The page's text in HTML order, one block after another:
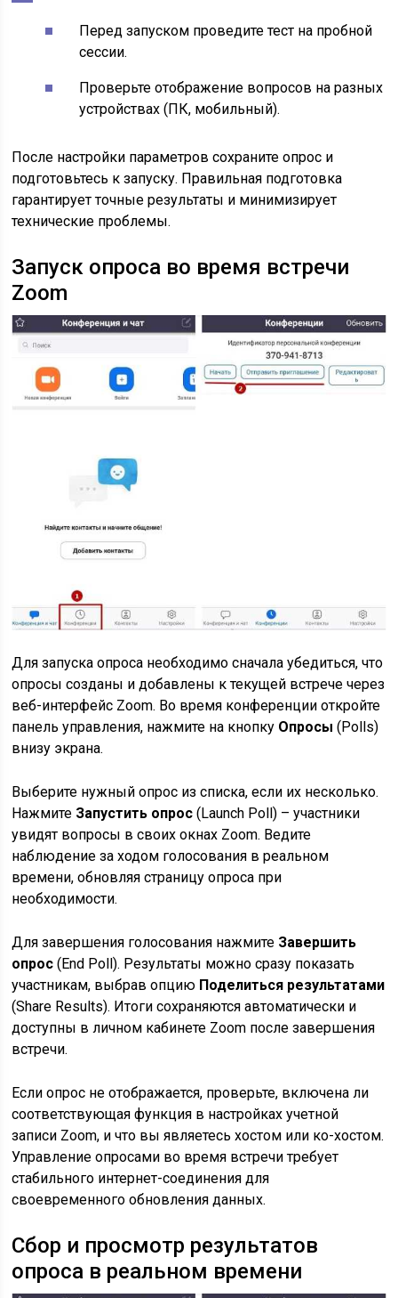
Перед запуском проведите тест на пробной
сессии.
Проверьте отображение вопросов на разных
устройствах (ПК, мобильный).
После настройки параметров сохраните опрос и
подготовьтесь к запуску. Правильная подготовка
гарантирует точные результаты и минимизирует
технические проблемы.
Запуск опроса во время встречи
Zoom
Для запуска опроса необходимо сначала убедиться, что
опросы созданы и добавлены к текущей встрече через
веб-интерфейс Zoom. Во время конференции откройте
панель управления, нажмите на кнопку Опросы (Polls)
внизу экрана.
Выберите нужный опрос из списка, если их несколько.
Нажмите Запустить опрос (Launch Poll) – участники
увидят вопросы в своих окнах Zoom. Ведите
наблюдение за ходом голосования в реальном
времени, обновляя страницу опроса при
необходимости.
Для завершения голосования нажмите Завершить
опрос (End Poll). Результаты можно сразу показать
участникам, выбрав опцию Поделиться результатами
(Share Results). Итоги сохраняются автоматически и
доступны в личном кабинете Zoom после завершения
встречи.
Если опрос не отображается, проверьте, включена ли
соответствующая функция в настройках учетной
записи Zoom, и что вы являетесь хостом или ко-хостом.
Управление опросами во время встречи требует
стабильного интернет-соединения для
своевременного обновления данных.
Сбор и просмотр результатов
опроса в реальном времени